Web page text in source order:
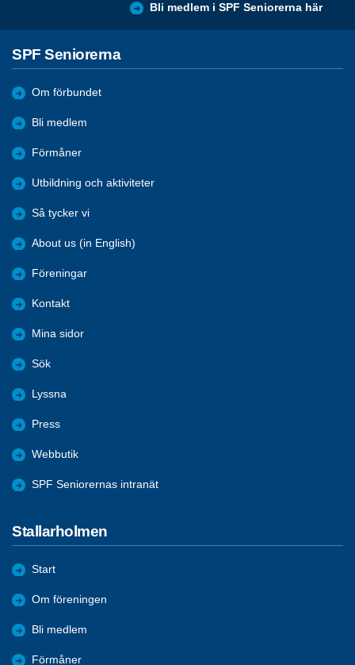
Bli medlem i SPF Seniorerna här
SPF Seniorerna
Om förbundet
Bli medlem
Förmåner
Utbildning och aktiviteter
Så tycker vi
About us (in English)
Föreningar
Kontakt
Mina sidor
Sök
Lyssna
Press
Webbutik
SPF Seniorernas intranät
Stallarholmen
Start
Om föreningen
Bli medlem
Förmåner